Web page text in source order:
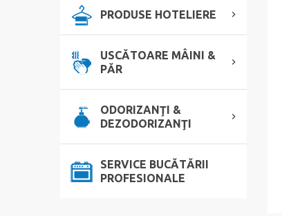
PRODUSE HOTELIERE
USCĂTOARE MÂINI &
PĂR
ODORIZANŢI &
DEZODORIZANŢI
SERVICE BUCĂTĂRII
PROFESIONALE